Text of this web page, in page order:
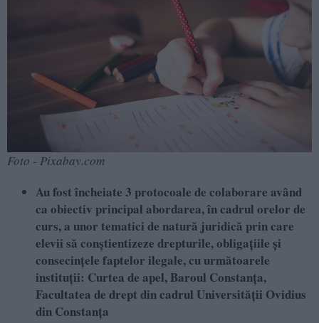
Foto - Pixabay.com
Au fost încheiate 3 protocoale de colaborare având
ca obiectiv principal abordarea, în cadrul orelor de
curs, a unor tematici de natură juridică prin care
elevii să conștientizeze drepturile, obligațiile și
consecințele faptelor ilegale, cu următoarele
instituții: Curtea de apel, Baroul Constanța,
Facultatea de drept din cadrul Universității Ovidius
din Constanța